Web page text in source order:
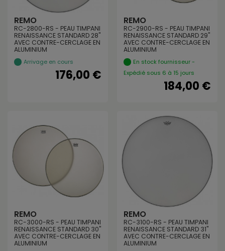
REMO
RC-2800-RS - PEAU TIMPANI
RENAISSANCE STANDARD 28"
AVEC CONTRE-CERCLAGE EN
ALUMINIUM
Arrivage en cours
176,00 €
REMO
RC-2900-RS - PEAU TIMPANI
RENAISSANCE STANDARD 29"
AVEC CONTRE-CERCLAGE EN
ALUMINIUM
En stock fournisseur -
Expédié sous 6 à 15 jours
184,00 €
REMO
RC-3000-RS - PEAU TIMPANI
RENAISSANCE STANDARD 30"
AVEC CONTRE-CERCLAGE EN
ALUMINIUM
REMO
RC-3100-RS - PEAU TIMPANI
RENAISSANCE STANDARD 31"
AVEC CONTRE-CERCLAGE EN
ALUMINIUM